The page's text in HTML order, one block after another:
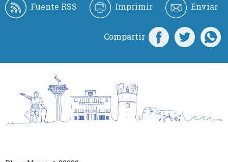
Fuente RSS Imprimir Enviar
Compartir